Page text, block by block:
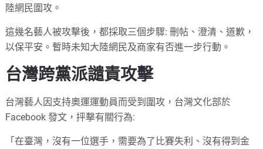
陸網民圍攻。
這幾名藝人被攻擊後，都採取三個步驟: 刪帖、澄清、道歉，
以保平安。暫時未知大陸網民及商家有否進一步行動。
台灣跨黨派譴責攻擊
台灣藝人因支持奧運運動員而受到圍攻，台灣文化部於
Facebook 發文，抨擊有關行為:
「在臺灣，沒有一位選手，需要為了比賽失利、沒有得到金